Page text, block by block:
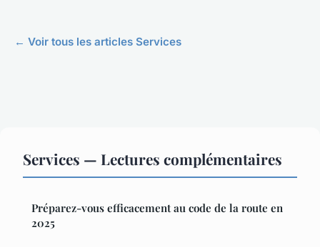
← Voir tous les articles Services
Services — Lectures complémentaires
Préparez-vous efficacement au code de la route en
2025